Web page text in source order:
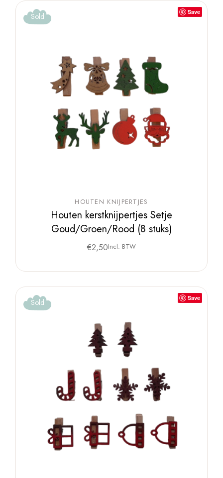
Save
Sold
HOUTEN KNIJPERTJES
Houten kerstknijpertjes Setje
Goud/Groen/Rood (8 stuks)
€2,50Incl. BTW
Save
Sold